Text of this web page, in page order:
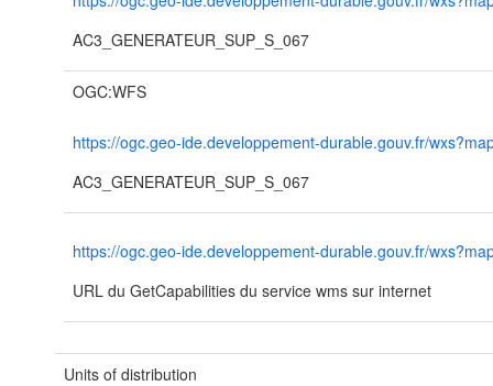
AC3_GENERATEUR_SUP_S_067
OGC:WFS
https://ogc.geo-ide.developpement-durable.gouv.fr/
AC3_GENERATEUR_SUP_S_067
https://ogc.geo-ide.developpement-durable.gouv.fr/
URL du GetCapabilities du service wms sur internet
Units of distribution